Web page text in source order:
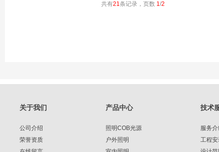
共有21条记录，页数 1/2
关于我们
公司介绍
荣誉资质
产品中心
照明COB光源
户外照明
技术
服务
工程